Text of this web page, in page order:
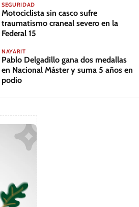
SEGURIDAD
Motociclista sin casco sufre
traumatismo craneal severo en la
Federal 15
NAYARIT
Pablo Delgadillo gana dos medallas
en Nacional Máster y suma 5 años en
podio